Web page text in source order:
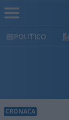
MILANO
CRONACA